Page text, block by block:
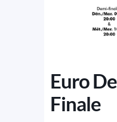
Euro
Finale